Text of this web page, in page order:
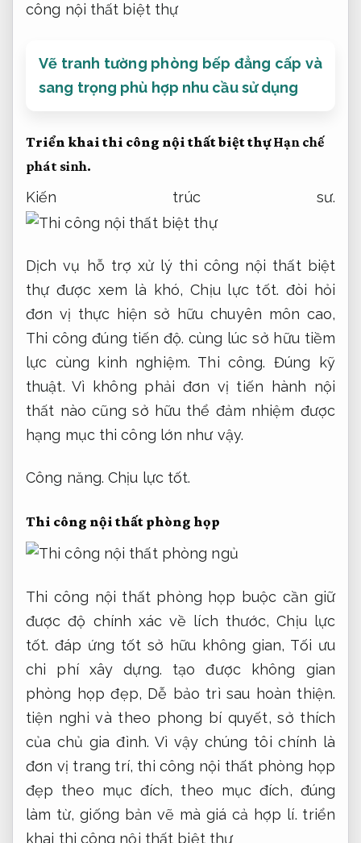
công nội thất biệt thự
Vẽ tranh tường phòng bếp đẳng cấp và
sang trọng phù hợp nhu cầu sử dụng
Triển khai thi công nội thất biệt thự Hạn chế
phát sinh.
Kiến trúc sư.
Dịch vụ hỗ trợ xử lý thi công nội thất biệt
thự được xem là khó,Chịu lực tốt. đòi hỏi
đơn vị thực hiện sở hữu chuyên môn cao,
Thi công đúng tiến độ. cùng lúc sở hữu tiềm
lực cùng kinh nghiệm. Thi công. Đúng kỹ
thuật. Vì không phải đơn vị tiến hành nội
thất nào cũng sở hữu thể đảm nhiệm được
hạng mục thi công lớn như vậy.
Công năng. Chịu lực tốt.
Thi công nội thất phòng họp
Thi công nội thất phòng họp buộc cần giữ
được độ chính xác về lích thước,Chịu lực
tốt. đáp ứng tốt sở hữu không gian, Tối ưu
chi phí xây dựng. tạo được không gian
phòng họp đẹp, Dễ bảo trì sau hoàn thiện.
tiện nghi và theo phong bí quyết, sở thích
của chủ gia đình. Vì vậy chúng tôi chính là
đơn vị trang trí, thi công nội thất phòng họp
đẹp theo mục đích, theo mục đích, đúng
làm từ, giống bản vẽ mà giá cả hợp lí. triển
khai thi công nội thất biệt thự